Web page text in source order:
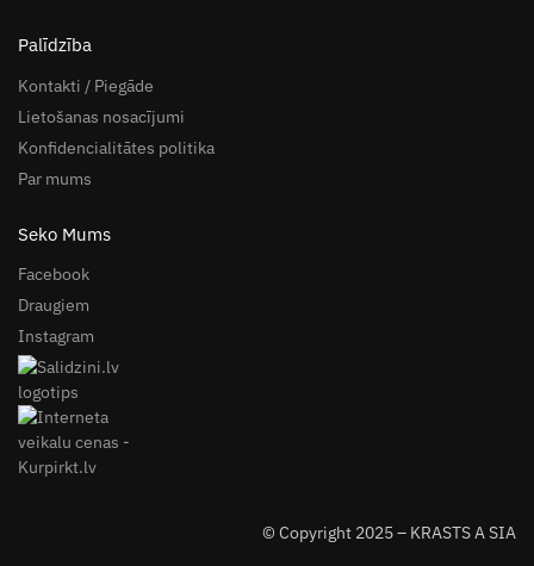
Palīdzība
Kontakti / Piegāde
Lietošanas nosacījumi
Konfidencialitātes politika
Par mums
Seko Mums
Facebook
Draugiem
Instagram
© Copyright 2025 – KRASTS A SIA